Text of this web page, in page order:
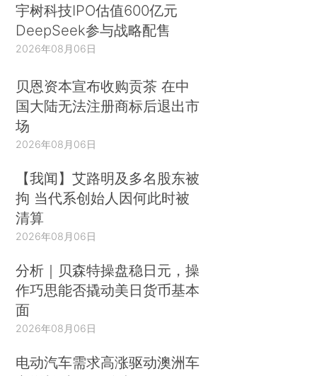
宇树科技IPO估值600亿元
DeepSeek参与战略配售
2026年08月06日
贝恩资本宣布收购贡茶 在中
国大陆无法注册商标后退出市
场
2026年08月06日
【我闻】艾路明及多名股东被
拘 当代系创始人因何此时被
清算
2026年08月06日
分析｜贝森特操盘稳日元，操
作巧思能否撬动美日货币基本
面
2026年08月06日
电动汽车需求高涨驱动澳洲车